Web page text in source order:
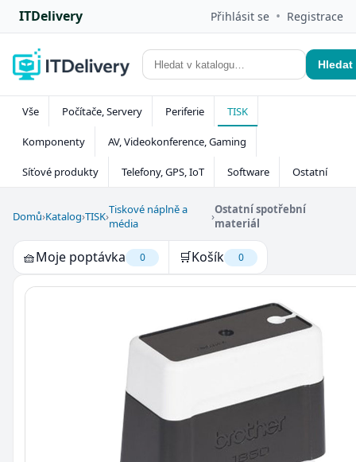
ITDelivery Přihlásit se • Registrace
Hledat
Vše Počítače, Servery Periferie TISK
Komponenty AV, Videokonference, Gaming
Síťové produkty Telefony, GPS, IoT Software Ostatní
Domů›Katalog›TISK›Tiskové náplně a
média
›Ostatní spotřební
materiál
🧺Moje poptávka 0 🛒Košík 0